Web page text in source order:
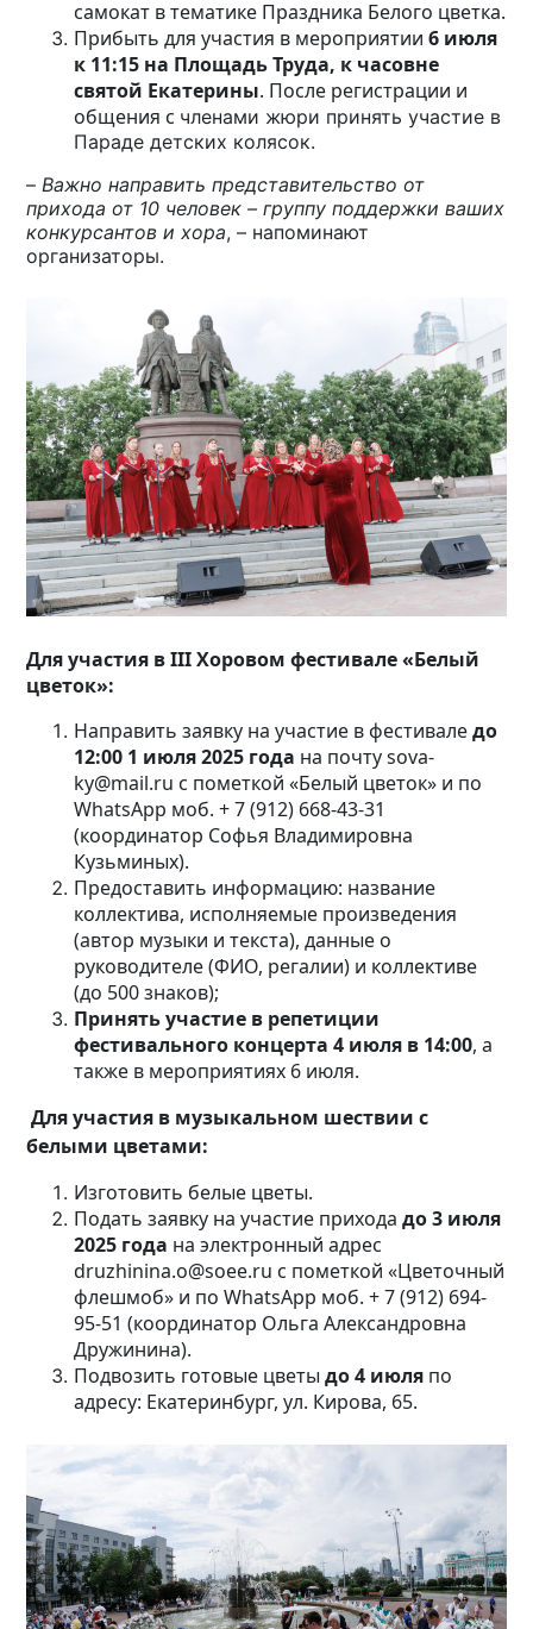
самокат в тематике Праздника Белого цветка.
Прибыть для участия в мероприятии6 июля
к 11:15 на Площадь Труда, к часовне
святой Екатерины. После регистрации и
общения с членами жюри принять участие в
Параде детских колясок.
– Важно направить представительство от
прихода от 10 человек – группу поддержки ваших
конкурсантов и хора, – напоминают
организаторы.
Для участия в III Хоровом фестивале «Белый
цветок»:
Направить заявку на участие в фестиваледо
12:00 1 июля 2025 года на почту sova-
ky@mail.ru с пометкой «Белый цветок» и по
WhatsApp моб. + 7 (912) 668-43-31
(координатор Софья Владимировна
Кузьминых).
Предоставить информацию: название
коллектива, исполняемые произведения
(автор музыки и текста), данные о
руководителе (ФИО, регалии) и коллективе
(до 500 знаков);
Принять участие в репетиции
фестивального концерта 4 июля в 14:00, а
также в мероприятиях 6 июля.
Для участия в музыкальном шествии с
белыми цветами:
Изготовить белые цветы.
Подать заявку на участие приходадо 3 июля
2025 года на электронный адрес
druzhinina.o@soee.ru с пометкой «Цветочный
флешмоб» и по WhatsApp моб. + 7 (912) 694-
95-51 (координатор Ольга Александровна
Дружинина).
Подвозить готовые цветыдо 4 июля по
адресу: Екатеринбург, ул. Кирова, 65.